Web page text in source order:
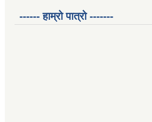
------ हाम्रो पात्रो -------